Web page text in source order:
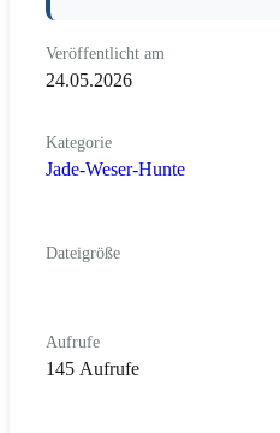
Veröffentlicht am
24.05.2026
Kategorie
Jade-Weser-Hunte
Dateigröße
Aufrufe
145 Aufrufe